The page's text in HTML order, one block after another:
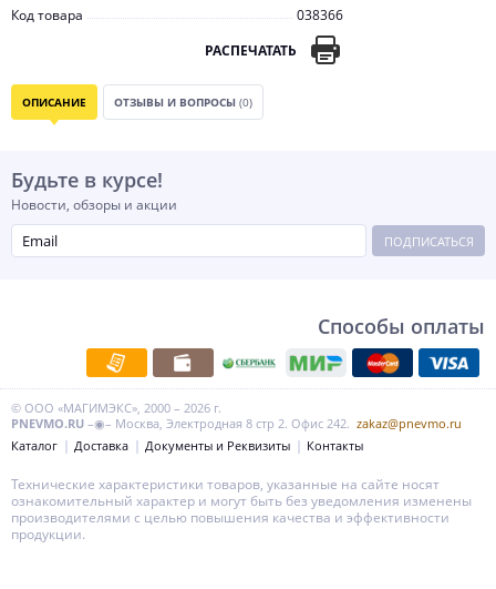
Код товара
038366
РАСПЕЧАТАТЬ
ОПИСАНИЕ ОТЗЫВЫ И ВОПРОСЫ (0)
Будьте в курсе!
Новости, обзоры и акции
ПОДПИСАТЬСЯ
Способы оплаты
© ООО «МАГИМЭКС», 2000 – 2026 г.
PNEVMO.RU –◉– Москва, Электродная 8 стр 2. Офис 242. zakaz@pnevmo.ru
Каталог
Доставка Документы и Реквизиты Контакты
Технические характеристики товаров, указанные на сайте носят
ознакомительный характер и могут быть без уведомления изменены
производителями с целью повышения качества и эффективности
продукции.